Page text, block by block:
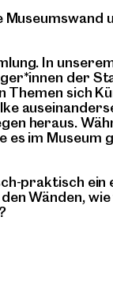
In
der
Themen sich
heraus.
es im Museum
praktisch ein
Wänden,